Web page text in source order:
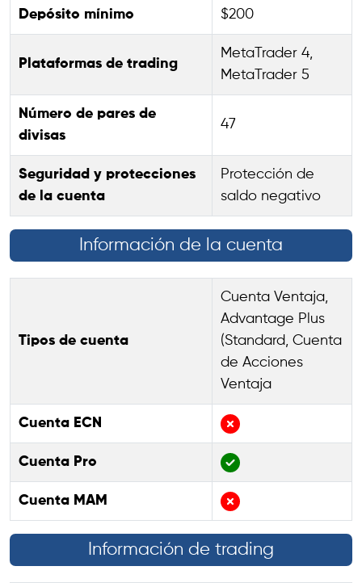
Depósito mínimo $200
Plataformas de trading
MetaTrader 4,
MetaTrader 5
Número de pares de
divisas
47
Seguridad y protecciones
de la cuenta
Protección de
saldo negativo
Información de la cuenta
Tipos de cuenta
Cuenta Ventaja,
Advantage Plus
(Standard, Cuenta
de Acciones
Ventaja
Cuenta ECN
Cuenta Pro
Cuenta MAM
Información de trading